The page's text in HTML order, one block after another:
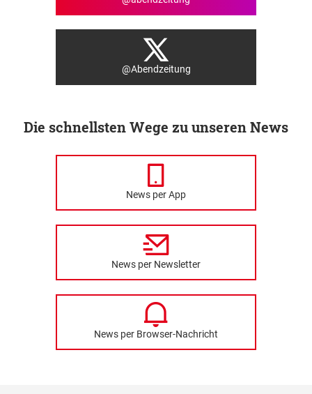
@Abendzeitung
Die schnellsten Wege zu unseren News
News per App
News per Newsletter
News per Browser-Nachricht